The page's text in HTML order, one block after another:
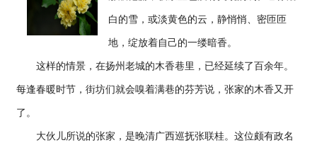
白的雪，或淡黄色的云，静悄悄、密匝匝
地，绽放着自己的一缕暗香。
这样的情景，在扬州老城的木香巷里，已经延续了百余年。
每逢春暖时节，街坊们就会嗅着满巷的芬芳说，张家的木香又开
了。
大伙儿所说的张家，是晚清广西巡抚张联桂。这位颇有政名